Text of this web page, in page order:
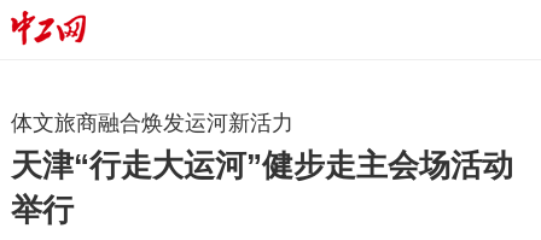
体文旅商融合焕发运河新活力
天津“行走大运河”健步走主会场活动
举行